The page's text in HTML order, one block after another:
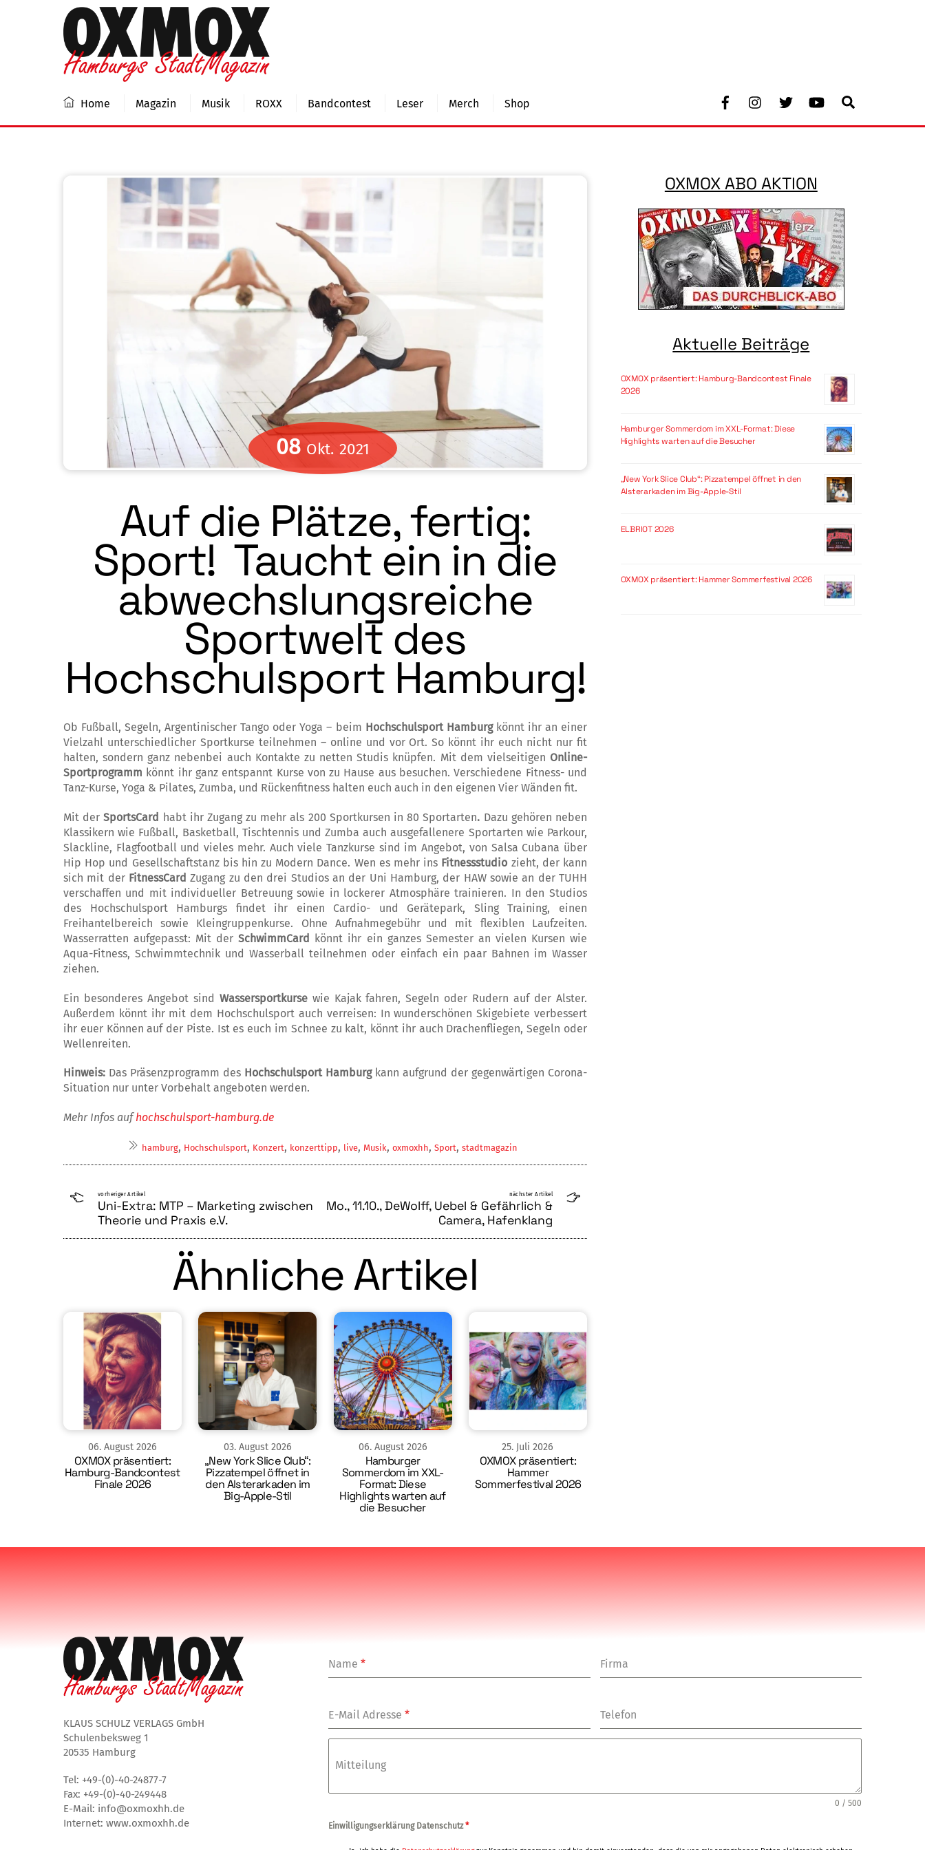
Facebook Youtube
Home Magazin Musik ROXX Bandcontest Leser Merch Shop
08 Okt. 2021
Auf die Plätze, fertig:
Sport! Taucht ein in die
abwechslungsreiche
Sportwelt des
Hochschulsport Hamburg!
Ob Fußball, Segeln, Argentinischer Tango oder Yoga – beim Hochschulsport Hamburgkönnt ihr an einer
Vielzahl unterschiedlicher Sportkurse teilnehmen – online und vor Ort. So könnt ihr euch nicht nur fit
halten, sondern ganz nebenbei auch Kontakte zu netten Studis knüpfen. Mit dem vielseitigen Online-
Sportprogramm könnt ihr ganz entspannt Kurse von zu Hause aus besuchen. Verschiedene Fitness- und
Tanz-Kurse, Yoga & Pilates, Zumba, und Rückenfitness halten euch auch in den eigenen Vier Wänden fit.
Mit derSportsCard habt ihr Zugang zu mehr als 200 Sportkursen in 80 Sportarten. Dazu gehören neben
Klassikern wie Fußball, Basketball, Tischtennis und Zumba auch ausgefallenere Sportarten wie Parkour,
Slackline, Flagfootball und vieles mehr. Auch viele Tanzkurse sind im Angebot, von Salsa Cubana über
Hip Hop und Gesellschaftstanz bis hin zu Modern Dance. Wen es mehr ins Fitnessstudio zieht, der kann
sich mit der FitnessCard Zugang zu den drei Studios an der Uni Hamburg, der HAW sowie an der TUHH
verschaffen und mit individueller Betreuung sowie in lockerer Atmosphäre trainieren. In den Studios
des Hochschulsport Hamburgs findet ihr einen Cardio- und Gerätepark, Sling Training, einen
Freihantelbereich sowie Kleingruppenkurse. Ohne Aufnahmegebühr und mit flexiblen Laufzeiten.
Wasserratten aufgepasst: Mit derSchwimmCard könnt ihr ein ganzes Semester an vielen Kursen wie
Aqua-Fitness, Schwimmtechnik und Wasserball teilnehmen oder einfach ein paar Bahnen im Wasser
ziehen.
Ein besonderes Angebot sind Wassersportkursewie Kajak fahren, Segeln oder Rudern auf der Alster.
Außerdem könnt ihr mit dem Hochschulsport auch verreisen: In wunderschönen Skigebiete verbessert
ihr euer Können auf der Piste. Ist es euch im Schnee zu kalt, könnt ihr auch Drachenfliegen, Segeln oder
Wellenreiten.
Hinweis: Das Präsenzprogramm des Hochschulsport Hamburg kann aufgrund der gegenwärtigen Corona-
Situation nur unter Vorbehalt angeboten werden.
Mehr Infos aufhochschulsport-hamburg.de
hamburg, Hochschulsport, Konzert, konzerttipp, live,Musik,oxmoxhh,Sport,stadtmagazin
vorheriger Artikel
Uni-Extra: MTP – Marketing zwischen
Theorie und Praxis e.V.
nächster Artikel
Mo., 11.10., DeWolff, Uebel & Gefährlich &
Camera, Hafenklang
Ähnliche Artikel
06. August 2026
OXMOX präsentiert:
Hamburg-Bandcontest
Finale 2026
03. August 2026
„New York Slice Club“:
Pizzatempel öffnet in
den Alsterarkaden im
Big-Apple-Stil
06. August 2026
Hamburger
Sommerdom im XXL-
Format: Diese
Highlights warten auf
die Besucher
25. Juli 2026
OXMOX präsentiert:
Hammer
Sommerfestival 2026
OXMOX ABO AKTION
Aktuelle Beiträge
OXMOX präsentiert: Hamburg-Bandcontest Finale
2026
Hamburger Sommerdom im XXL-Format: Diese
Highlights warten auf die Besucher
„New York Slice Club“: Pizzatempel öffnet in den
Alsterarkaden im Big-Apple-Stil
ELBRIOT 2026
OXMOX präsentiert: Hammer Sommerfestival 2026
KLAUS SCHULZ VERLAGS GmbH
Schulenbeksweg 1
20535 Hamburg
Tel: +49-(0)-40-24877-7
Fax: +49-(0)-40-249448
E-Mail: info@oxmoxhh.de
Internet: www.oxmoxhh.de
Name* Firma
E-Mail Adresse* Telefon
Mitteilung
0 / 500
Einwilligungserklärung Datenschutz*